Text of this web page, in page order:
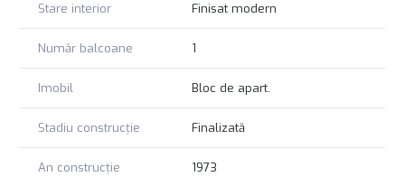
Stare interior Finisat modern
Număr balcoane 1
Imobil Bloc de apart.
Stadiu construcție Finalizată
An construcție 1973